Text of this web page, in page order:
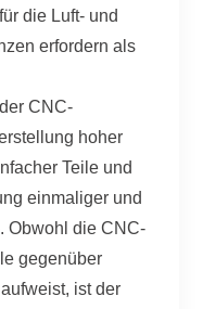
die Luft- und
erfordern als
CNC-
hoher
Teile und
einmaliger und
Obwohl die CNC-
gegenüber
ist der